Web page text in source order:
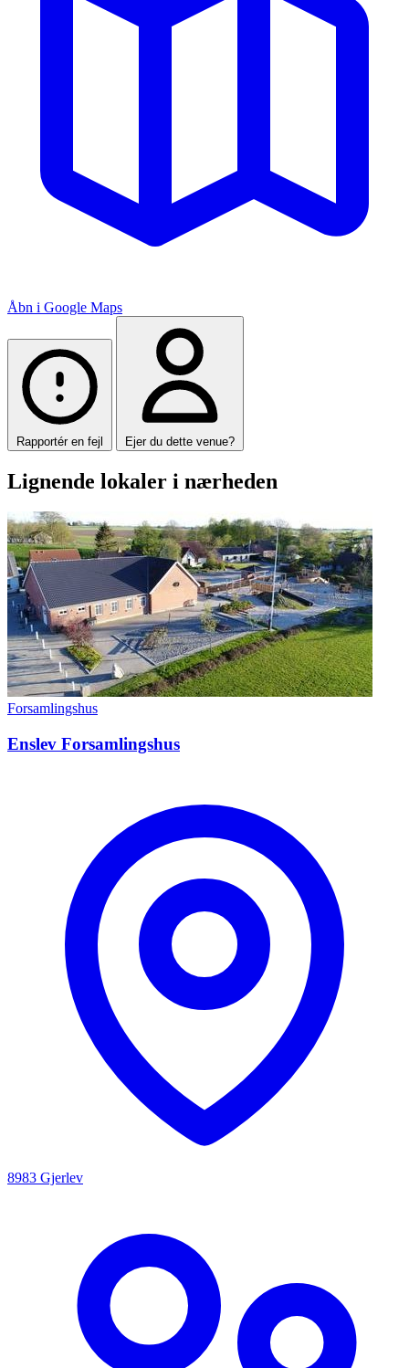
Åbn i Google Maps
Rapportér en fejl Ejer du dette venue?
Lignende lokaler i nærheden
Forsamlingshus
Enslev Forsamlingshus
8983 Gjerlev